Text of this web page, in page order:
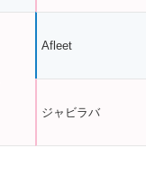
Afleet
ジャビラバ